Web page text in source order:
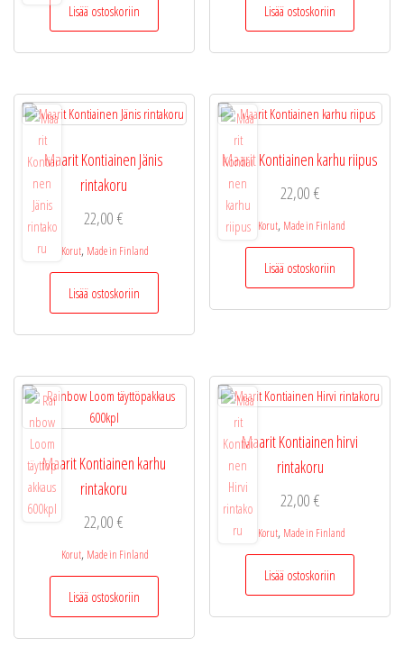
Lisää ostoskoriin Lisää ostoskoriin
Maarit Kontiainen Jänis
rintakoru
22,00€
Korut, Made in Finland
Lisää ostoskoriin
Maarit Kontiainen karhu riipus
22,00 €
Korut, Made in Finland
Lisää ostoskoriin
Maarit Kontiainen karhu
rintakoru
22,00€
Korut, Made in Finland
Lisää ostoskoriin
Maarit Kontiainen hirvi
rintakoru
22,00 €
Korut, Made in Finland
Lisää ostoskoriin